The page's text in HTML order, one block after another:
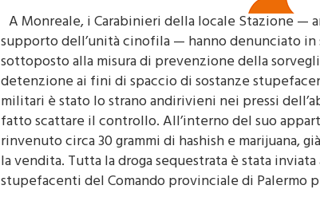
A Monreale, i Carabinieri della locale Stazione —
supporto dell’unità cinofila — hanno denunciato
sottoposto alla misura di prevenzione della
detenzione ai fini di spaccio di sostanze
militari è stato lo strano andirivieni nei pressi
fatto scattare il controllo. All’interno del suo
rinvenuto circa 30 grammi di hashish e marijuana,
la vendita. Tutta la droga sequestrata è stata
stupefacenti del Comando provinciale di Palermo